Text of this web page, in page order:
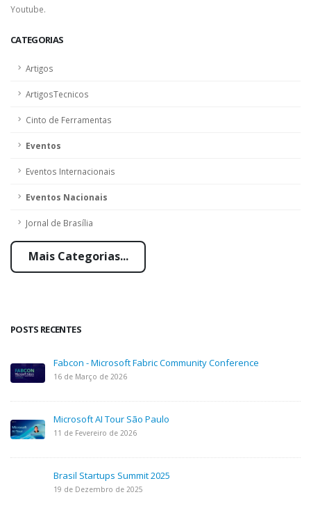
CATEGORIAS
Artigos
ArtigosTecnicos
Cinto de Ferramentas
Eventos
Eventos Internacionais
Eventos Nacionais
Jornal de Brasília
Mais Categorias...
POSTS RECENTES
Fabcon - Microsoft Fabric Community Conference
16 de Março de 2026
Microsoft AI Tour São Paulo
11 de Fevereiro de 2026
Brasil Startups Summit 2025
19 de Dezembro de 2025
Youtube.